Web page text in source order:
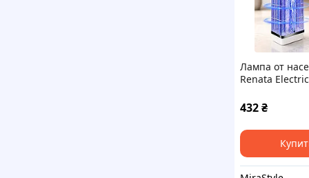
Лампа от
Renata
Killer RT-
432₴